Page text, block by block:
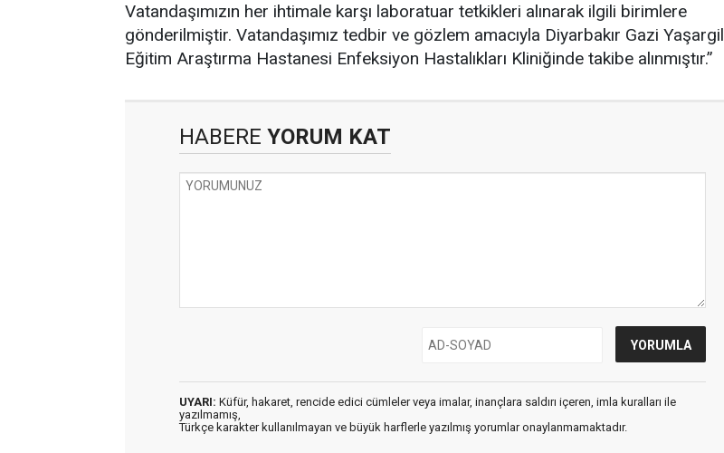
Vatandaşımızın her ihtimale karşı laboratuar tetkikleri alınarak ilgili birimlere
gönderilmiştir. Vatandaşımız tedbir ve gözlem amacıyla Diyarbakır Gazi Yaşargil
Eğitim Araştırma Hastanesi Enfeksiyon Hastalıkları Kliniğinde takibe alınmıştır.”
HABERE YORUM KAT
UYARI: Küfür, hakaret, rencide edici cümleler veya imalar, inançlara saldırı içeren, imla kuralları ile
yazılmamış,
Türkçe karakter kullanılmayan ve büyük harflerle yazılmış yorumlar onaylanmamaktadır.